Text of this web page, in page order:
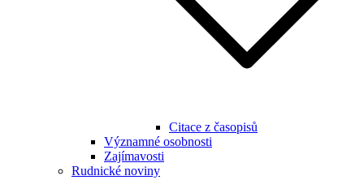
Citace z časopisů
Významné osobnosti
Zajímavosti
Rudnické noviny